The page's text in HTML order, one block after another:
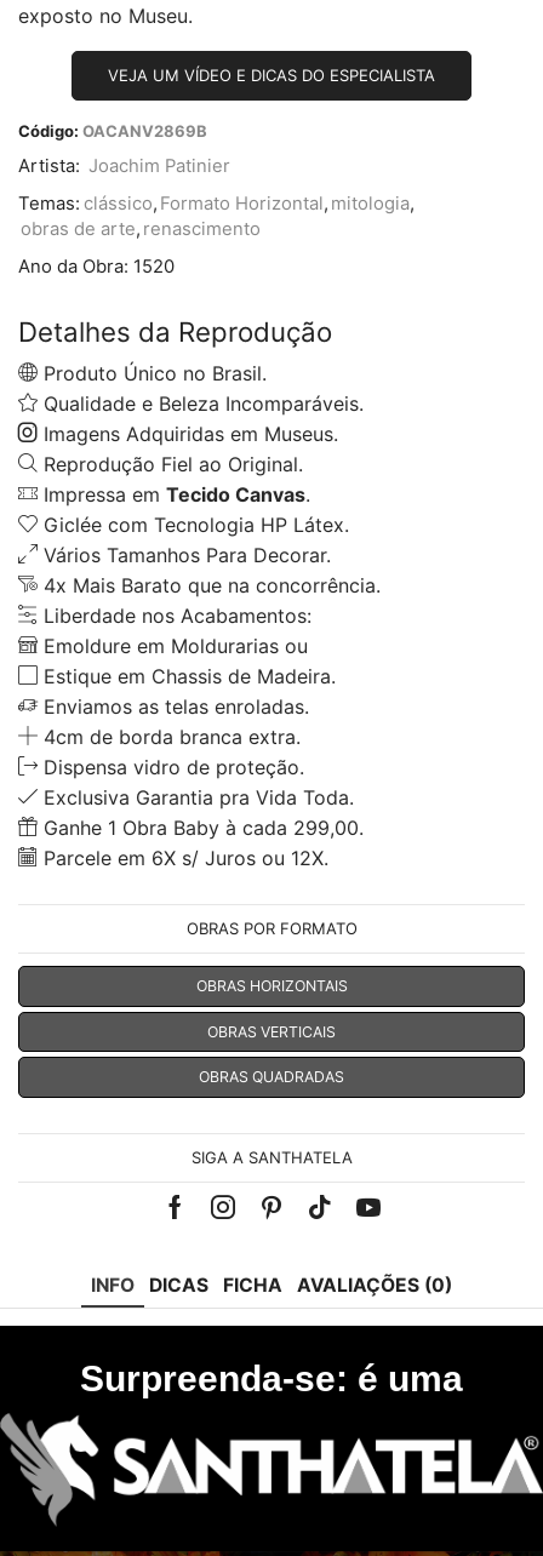
exposto no Museu.
VEJA UM VÍDEO E DICAS DO ESPECIALISTA
Código: OACANV2869B
Artista: Joachim Patinier
Temas: clássico, Formato Horizontal, mitologia,
obras de arte, renascimento
Ano da Obra: 1520
Detalhes da Reprodução
Produto Único no Brasil.
Qualidade e Beleza Incomparáveis.
Imagens Adquiridas em Museus.
Reprodução Fiel ao Original.
Impressa em Tecido Canvas.
Giclée com Tecnologia HP Látex.
Vários Tamanhos Para Decorar.
4x Mais Barato que na concorrência.
Liberdade nos Acabamentos:
Emoldure em Moldurarias ou
Estique em Chassis de Madeira.
Enviamos as telas enroladas.
4cm de borda branca extra.
Dispensa vidro de proteção.
Exclusiva Garantia pra Vida Toda.
Ganhe 1 Obra Baby à cada 299,00.
Parcele em 6X s/ Juros ou 12X.
OBRAS POR FORMATO
OBRAS HORIZONTAIS
OBRAS VERTICAIS
OBRAS QUADRADAS
SIGA A SANTHATELA
FacebookInstagramPinterest
Tik-Youtube
INFO DICAS FICHA AVALIAÇÕES (0)
Surpreenda-se: é uma